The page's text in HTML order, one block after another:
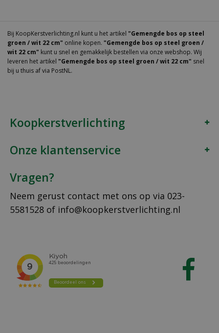
Bij KoopKerstverlichting.nl kunt u het artikel "Gemengde bos op steel
groen / wit 22 cm" online kopen. "Gemengde bos op steel groen /
wit 22 cm" kunt u snel en gemakkelijk bestellen via onze webshop. Wij
leveren het artikel "Gemengde bos op steel groen / wit 22 cm" snel
bij u thuis af via PostNL.
Koopkerstverlichting
Onze klantenservice
Vragen?
Neem gerust contact met ons op via 023-
5581528 of info@koopkerstverlichting.nl